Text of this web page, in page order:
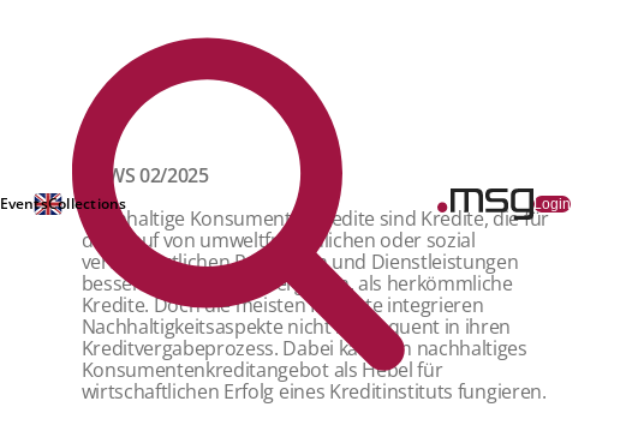
EventsCollections Login
NEWS 02/2025
Nachhaltige Konsumentenkredite sind Kredite, die für
den Kauf von umweltfreundlichen oder sozial
verantwortlichen Produkten und Dienstleistungen
bessere Konditionen vergeben, als herkömmliche
Kredite. Doch die meisten Institute integrieren
Nachhaltigkeitsaspekte nicht konsequent in ihren
Kreditvergabeprozess. Dabei kann ein nachhaltiges
Konsumentenkreditangebot als Hebel für
wirtschaftlichen Erfolg eines Kreditinstituts fungieren.